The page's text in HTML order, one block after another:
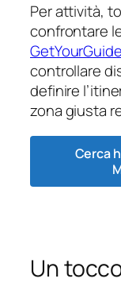
Per attività,
confrontare
GetYourGuide
controllare
definire
zona giusta
Cerca
Un